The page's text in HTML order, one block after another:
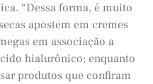
“Dessa forma, é muito
apostem em cremes
em associação a
hialurônico; enquanto
produtos que confiram